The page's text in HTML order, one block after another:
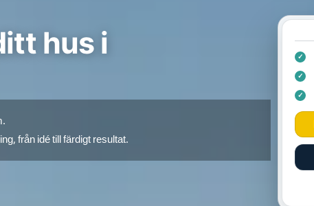
hus i
från idé till färdigt resultat.